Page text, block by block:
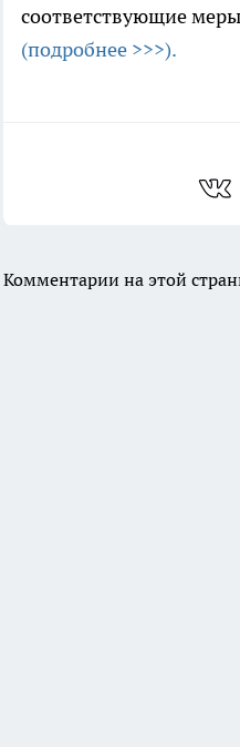
соответствующие
(подробнее >>>).
Комментарии на этой